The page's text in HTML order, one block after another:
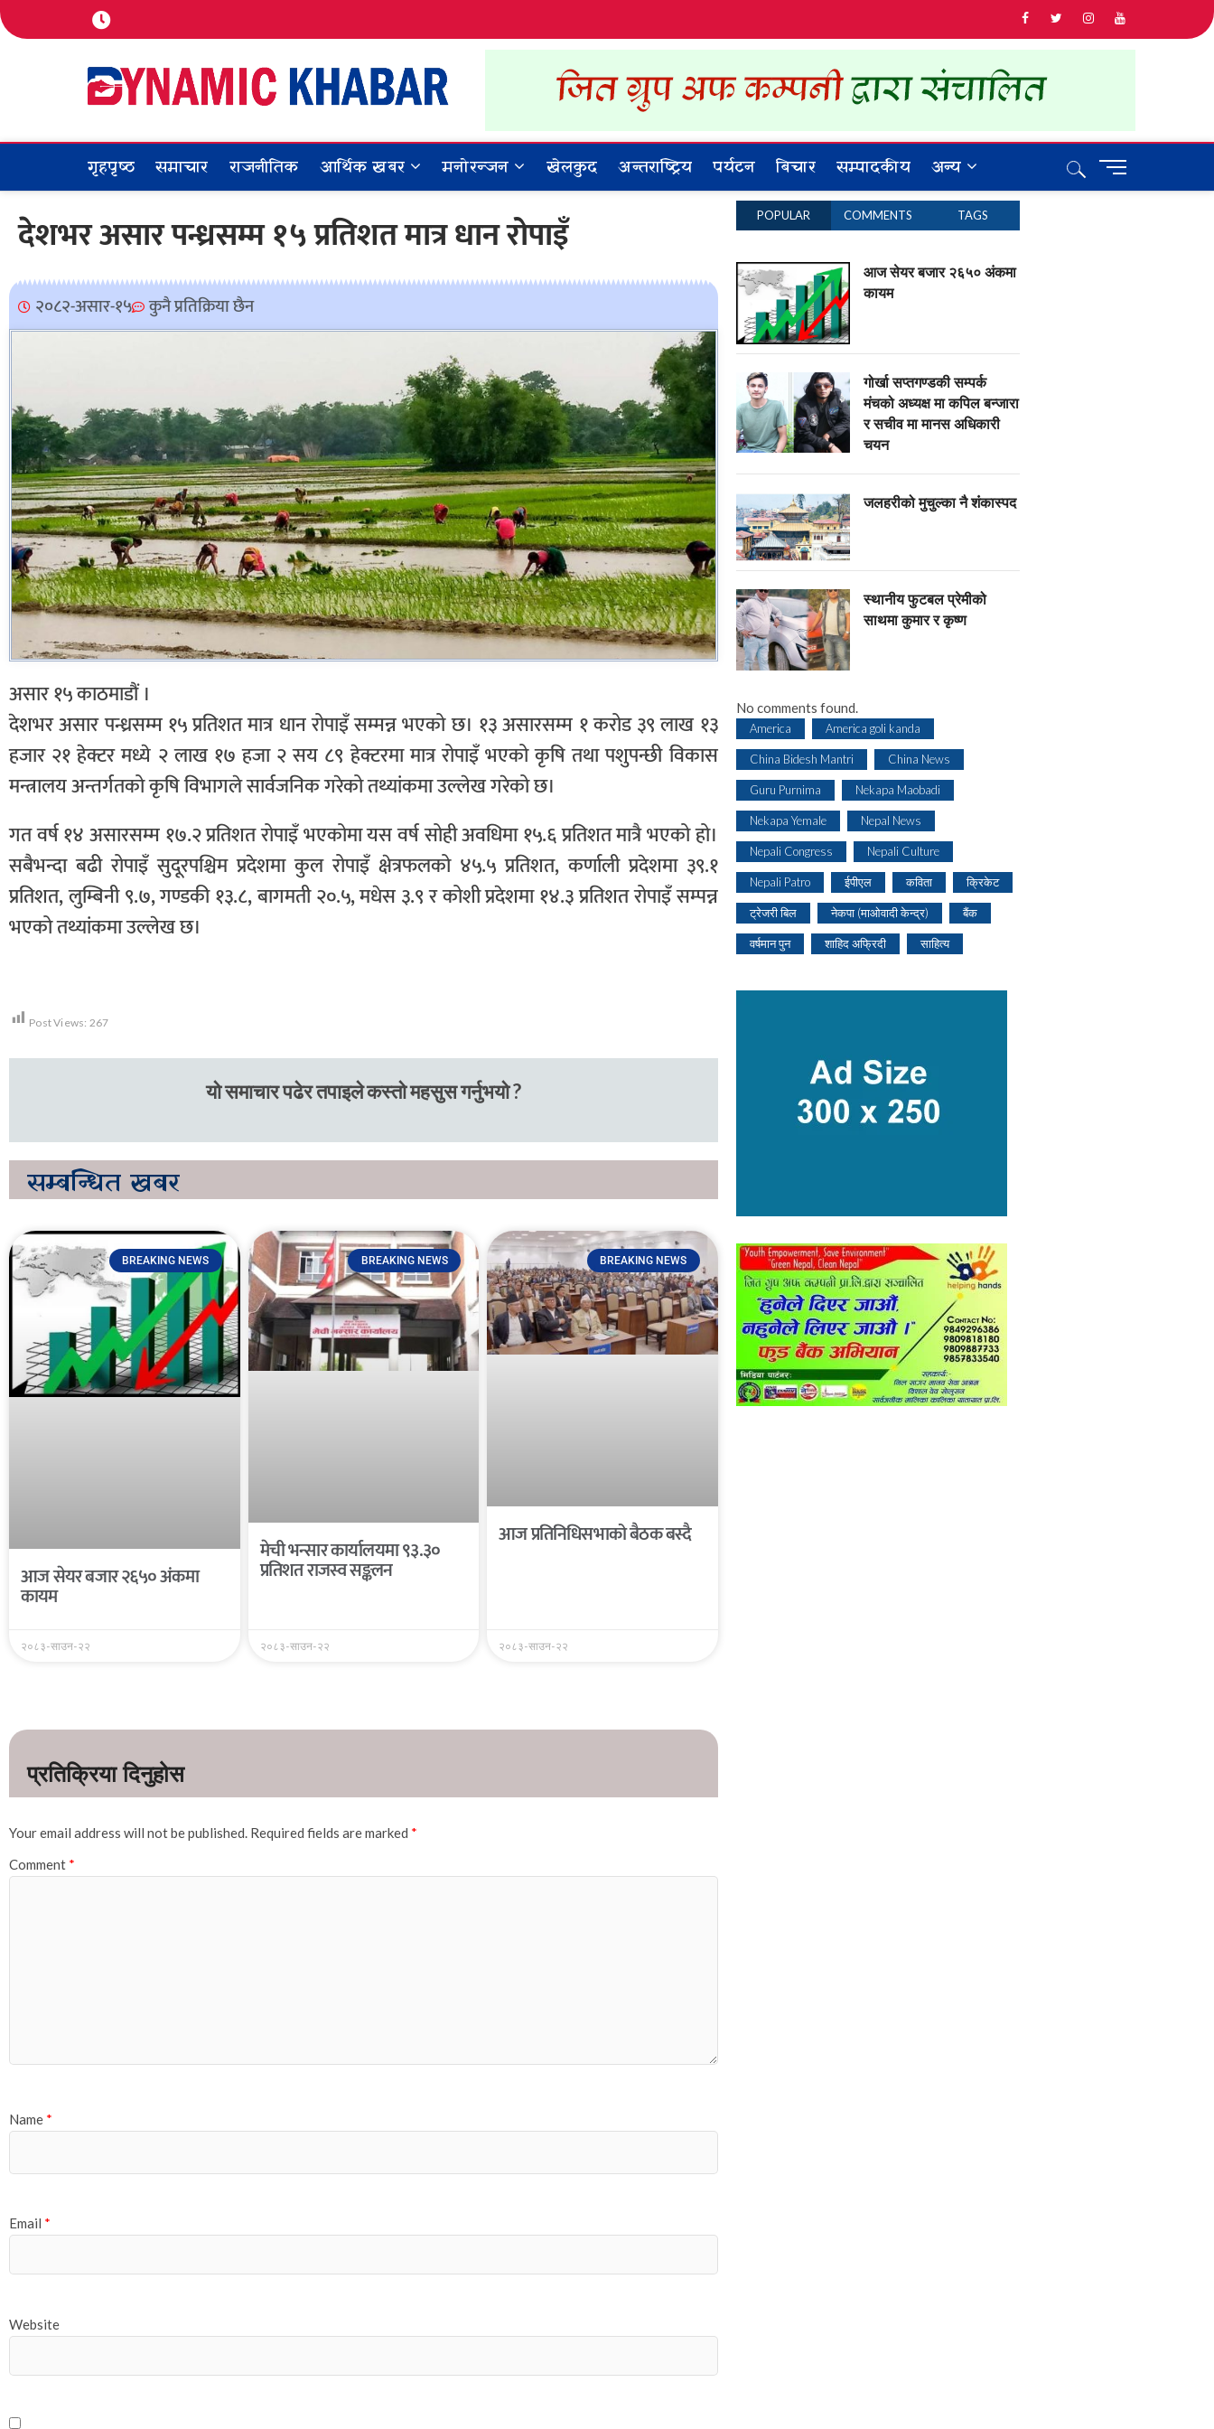
Dynamic Khabar
ALL NEWS IN NEPAL
गृहपृष्ठ समाचार राजनीतिक आर्थिक खबर मनोरन्जन खेलकुद अन्तराष्ट्रिय पर्यटन बिचार सम्पादकीय अन्य
M
देशभर असार पन्ध्रसम्म १५ प्रतिशत मात्र धान रोपाइँ
२०८२-असार-१५ कुनै प्रतिक्रिया छैन
असार १५ काठमाडौं ।
देशभर असार पन्ध्रसम्म १५ प्रतिशत मात्र धान रोपाइँ सम्मन्न भएको छ। १३ असारसम्म १ करोड ३९ लाख १३
हजार २१ हेक्टर मध्ये २ लाख १७ हजा २ सय ८९ हेक्टरमा मात्र रोपाइँ भएको कृषि तथा पशुपन्छी विकास
मन्त्रालय अन्तर्गतको कृषि विभागले सार्वजनिक गरेको तथ्यांकमा उल्लेख गरेको छ।
गत वर्ष १४ असारसम्म १७.२ प्रतिशत रोपाइँ भएकोमा यस वर्ष सोही अवधिमा १५.६ प्रतिशत मात्रै भएको हो।
सबैभन्दा बढी रोपाइँ सुदूरपश्चिम प्रदेशमा कुल रोपाइँ क्षेत्रफलको ४५.५ प्रतिशत, कर्णाली प्रदेशमा ३९.१
प्रतिशत, लुम्बिनी ९.७, गण्डकी १३.८, बागमती २०.५, मधेस ३.९ र कोशी प्रदेशमा १४.३ प्रतिशत रोपाइँ सम्पन्न
भएको तथ्यांकमा उल्लेख छ।
Post Views: 267
यो समाचार पढेर तपाइले कस्तो महसुस गर्नुभयो ?
सम्बन्धित खबर
BREAKING NEWS
आज सेयर बजार २६५० अंकमा
कायम
२०८३-साउन-२२
BREAKING NEWS
मेची भन्सार कार्यालयमा ९३.३०
प्रतिशत राजस्व सङ्कलन
२०८३-साउन-२२
BREAKING NEWS
आज प्रतिनिधिसभाको बैठक बस्दै
२०८३-साउन-२२
Your email address will not be published. Required fields are marked *
Comment *
Name *
Email *
Website
POPULAR COMMENTS TAGS
आज सेयर बजार २६५० अंकमा
कायम
गोर्खा सप्तगण्डकी सम्पर्क
मंचको अध्यक्ष मा कपिल बन्जारा
र सचीव मा मानस अधिकारी
चयन
जलहरीको मुचुल्का नै शंंकास्पद
स्थानीय फुटबल प्रेमीको
साथमा कुमार र कृष्ण
No comments found.
America America goli kanda
China Bidesh Mantri China News
Guru Purnima Nekapa Maobadi
Nekapa Yemale Nepal News
Nepali Congress Nepali Culture
Nepali Patro ईपीएल कविता क्रिकेट
ट्रेजरी बिल नेकपा (माओवादी केन्द्र) बैंक
वर्षमान पुन शाहिद अफ्रिदी साहित्य